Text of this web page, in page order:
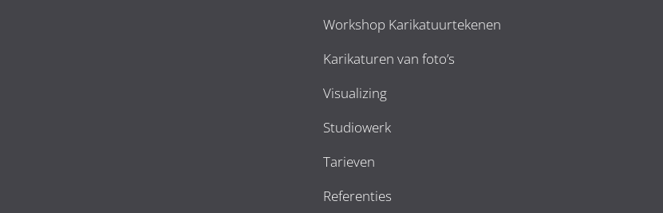
Workshop Karikatuurtekenen
Karikaturen van foto’s
Visualizing
Studiowerk
Tarieven
Referenties